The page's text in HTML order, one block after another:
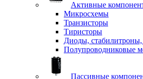
Активные
Микросхемы
Транзисторы
Тиристоры
Диоды,
Полупроводниковые
Пассивные